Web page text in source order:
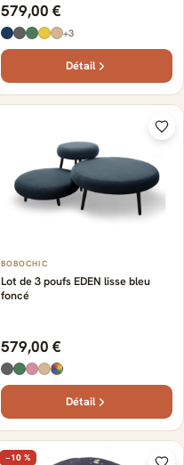
579,00 €
+3
Détail
BOBOCHIC
Lot de 3 poufs EDEN lisse bleu
foncé
579,00 €
Détail
−10 %